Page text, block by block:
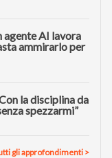
agente AI lavora
ammirarlo per
la disciplina da
spezzarmi”
gli approfondimenti >